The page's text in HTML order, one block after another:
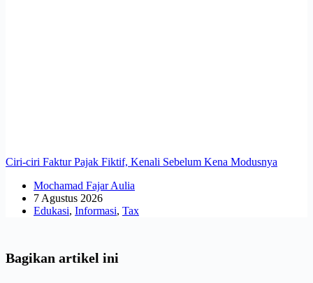
Ciri-ciri Faktur Pajak Fiktif, Kenali Sebelum Kena Modusnya
Mochamad Fajar Aulia
7 Agustus 2026
Edukasi, Informasi, Tax
Bagikan artikel ini